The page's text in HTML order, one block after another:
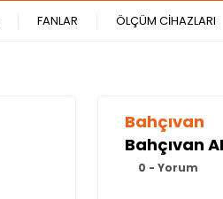
FANLAR ÖLÇÜM CİHAZLARI
Bahçıvan
Bahçıvan
0 - Yorum